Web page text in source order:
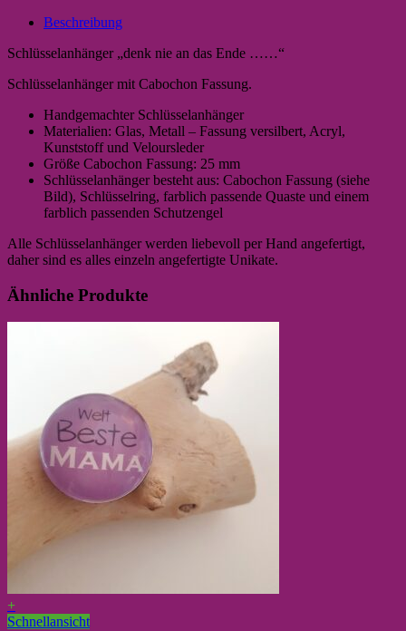
Beschreibung
Schlüsselanhänger „denk nie an das Ende ……“
Schlüsselanhänger mit Cabochon Fassung.
Handgemachter Schlüsselanhänger
Materialien: Glas, Metall – Fassung versilbert, Acryl,
Kunststoff und Veloursleder
Größe Cabochon Fassung: 25 mm
Schlüsselanhänger besteht aus: Cabochon Fassung (siehe
Bild), Schlüsselring, farblich passende Quaste und einem
farblich passenden Schutzengel
Alle Schlüsselanhänger werden liebevoll per Hand angefertigt,
daher sind es alles einzeln angefertigte Unikate.
Ähnliche Produkte
+
Schnellansicht